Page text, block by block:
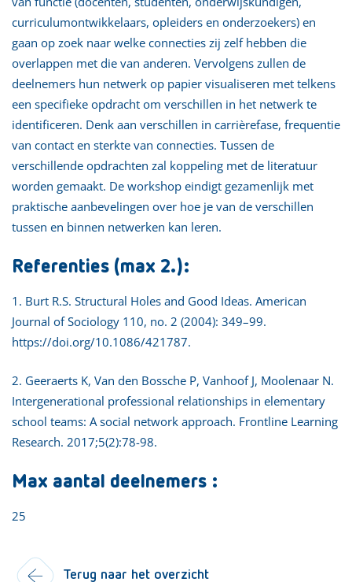
curriculumontwikkelaars, opleiders en onderzoekers) en
gaan op zoek naar welke connecties zij zelf hebben die
overlappen met die van anderen. Vervolgens zullen de
deelnemers hun netwerk op papier visualiseren met telkens
een specifieke opdracht om verschillen in het netwerk te
identificeren. Denk aan verschillen in carrièrefase, frequentie
van contact en sterkte van connecties. Tussen de
verschillende opdrachten zal koppeling met de literatuur
worden gemaakt. De workshop eindigt gezamenlijk met
praktische aanbevelingen over hoe je van de verschillen
tussen en binnen netwerken kan leren.
Referenties (max 2.):
1. Burt R.S. Structural Holes and Good Ideas. American
Journal of Sociology 110, no. 2 (2004): 349–99.
https://doi.org/10.1086/421787.
2. Geeraerts K, Van den Bossche P, Vanhoof J, Moolenaar N.
Intergenerational professional relationships in elementary
school teams: A social network approach. Frontline Learning
Research. 2017;5(2):78-98.
Max aantal deelnemers :
25
Terug naar het overzicht